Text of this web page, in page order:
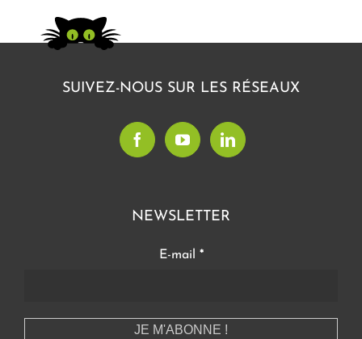
SUIVEZ-NOUS SUR LES RÉSEAUX
NEWSLETTER
E-mail *